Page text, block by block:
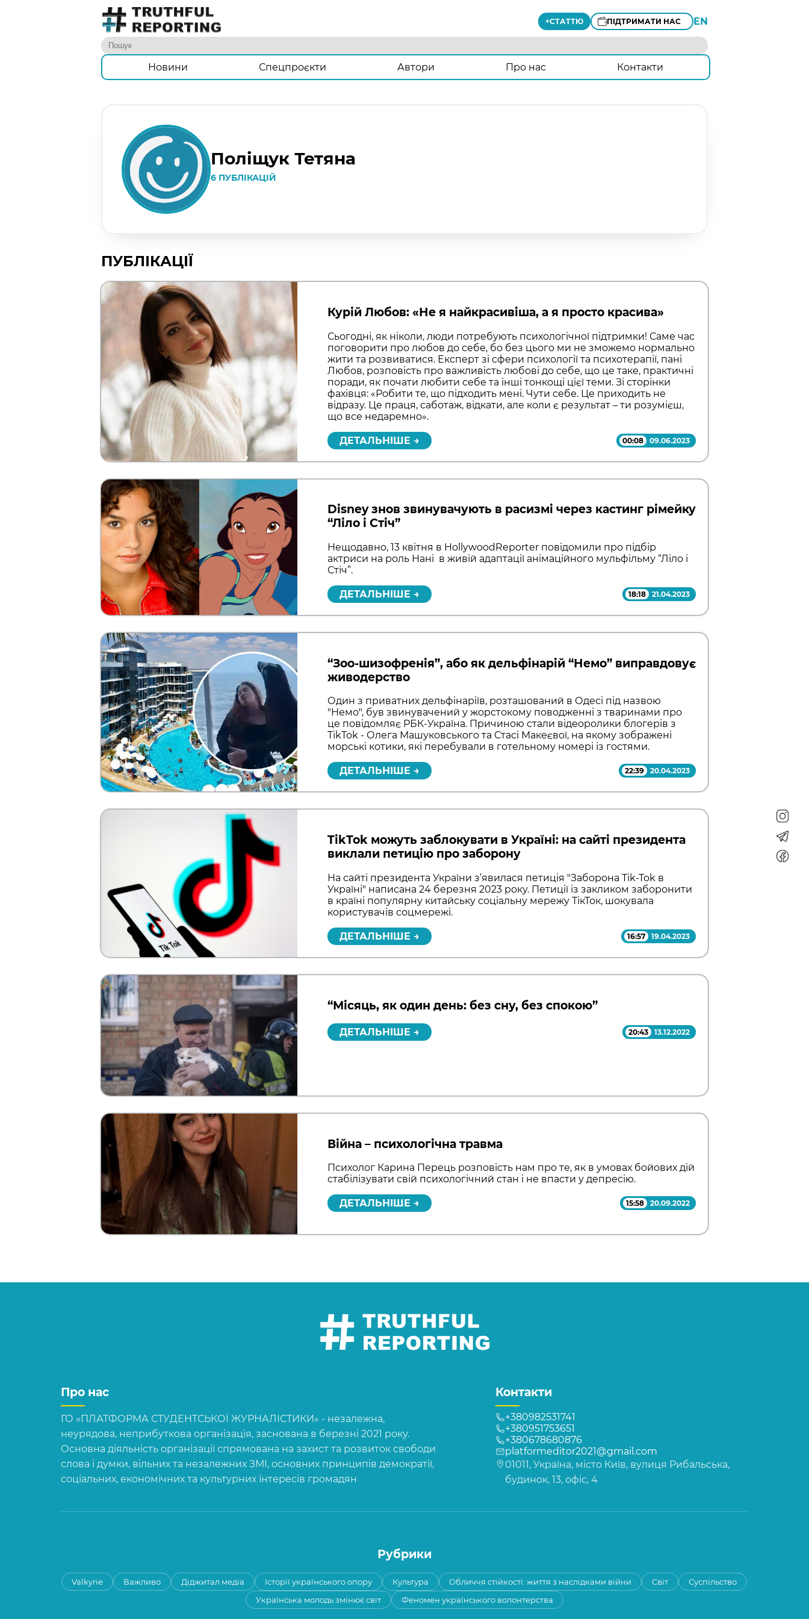
+СТАТТЮ ПІДТРИМАТИ НАС EN
Новини Спецпроєкти Автори Про нас Контакти
Поліщук Тетяна
6 ПУБЛІКАЦІЙ
ПУБЛІКАЦІЇ
Курій Любов: «Не я найкрасивіша, а я просто красива»
Сьогодні, як ніколи, люди потребують психологічної підтримки! Саме час
поговорити про любов до себе, бо без цього ми не зможемо нормально
жити та розвиватися. Експерт зі сфери психології та психотерапії, пані
Любов, розповість про важливість любові до себе, що це таке, практичні
поради, як почати любити себе та інші тонкощі цієї теми. Зі сторінки
фахівця: «Робити те, що підходить мені. Чути себе. Це приходить не
відразу. Це праця, саботаж, відкати, але коли є результат – ти розумієш,
що все недаремно».
ДЕТАЛЬНІШЕ → 00:08 09.06.2023
Disney знов звинувачують в расизмі через кастинг рімейку
“Ліло і Стіч”
Нещодавно, 13 квітня в HollywoodReporter повідомили про підбір
актриси на роль Нані в живій адаптації анімаційного мульфільму “Ліло і
Стіч”.
ДЕТАЛЬНІШЕ → 18:18 21.04.2023
“Зоо-шизофренія”, або як дельфінарій “Немо” виправдовує
живодерство
Один з приватних дельфінаріїв, розташований в Одесі під назвою
"Немо", був звинувачений у жорстокому поводженні з тваринами про
це повідомляє РБК-Україна. Причиною стали відеоролики блогерів з
TikTok - Олега Машуковського та Стасі Макеєвої, на якому зображені
морські котики, які перебували в готельному номері із гостями.
ДЕТАЛЬНІШЕ → 22:39 20.04.2023
TikTok можуть заблокувати в Україні: на сайті президента
виклали петицію про заборону
На сайті президента України з’явилася петиція "Заборона Tik-Tok в
Україні" написана 24 березня 2023 року. Петиції із закликом заборонити
в країні популярну китайську соціальну мережу ТікТок, шокувала
користувачів соцмережі.
ДЕТАЛЬНІШЕ → 16:57 19.04.2023
“Місяць, як один день: без сну, без спокою”
ДЕТАЛЬНІШЕ → 20:43 13.12.2022
Війна – психологічна травма
Психолог Карина Перець розповість нам про те, як в умовах бойових дій
стабілізувати свій психологічний стан і не впасти у депресію.
ДЕТАЛЬНІШЕ → 15:58 20.09.2022
Про нас
ГО «ПЛАТФОРМА СТУДЕНТСЬКОЇ ЖУРНАЛІСТИКИ» - незалежна,
неурядова, неприбуткова організація, заснована в березні 2021 року.
Основна діяльність організації спрямована на захист та розвиток свободи
слова і думки, вільних та незалежних ЗМІ, основних принципів демократії,
соціальних, економічних та культурних інтересів громадян
Контакти
+380982531741
+380951753651
+380678680876
platformeditor2021@gmail.com
01011, Україна, місто Київ, вулиця Рибальська,
будинок, 13, офіс, 4
Рубрики
Valkyrie Важливо Діджитал медіа Історії українського опору Культура Обличчя стійкості: життя з наслідками війни Світ
Суспільство
Українська молодь змінює світ
Феномен українського волонтерства